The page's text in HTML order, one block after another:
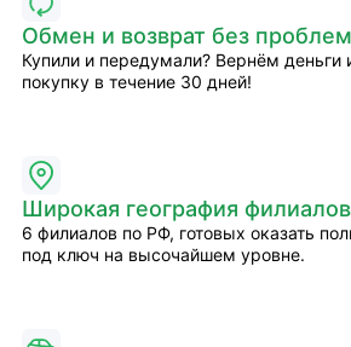
Обмен и возврат без проблем
Купили и передумали? Вернём деньги
покупку в течение 30 дней!
Широкая география филиалов
6 филиалов по РФ, готовых оказать
под ключ на высочайшем уровне.